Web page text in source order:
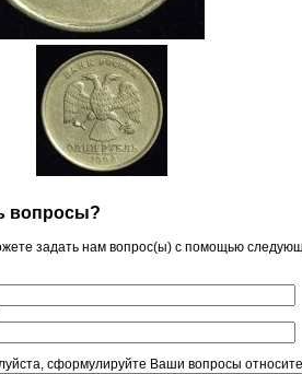
вопросы?
задать нам вопрос(ы) с помощью
сформулируйте Ваши вопросы